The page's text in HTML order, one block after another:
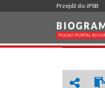
Przejdź do: iPSB
PAŹ |